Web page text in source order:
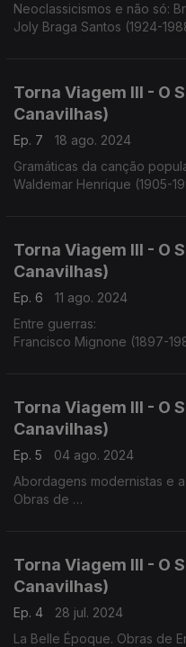
Neoclassicismos e não só:
Joly Braga Santos (1924-
Torna Viagem III - O
Canavilhas)
Ep. 7
18 ago. 2024
Gramáticas da canção
Waldemar Henrique (1905-
Torna Viagem III - O
Canavilhas)
Ep. 6
11 ago. 2024
Entre guerras:
Francisco Mignone (1897-
Torna Viagem III - O
Canavilhas)
Ep. 5
04 ago. 2024
Abordagens modernistas e
Obras de
Torna Viagem III - O
Canavilhas)
Ep. 4
28 jul. 2024
La Belle Époque. Obras de